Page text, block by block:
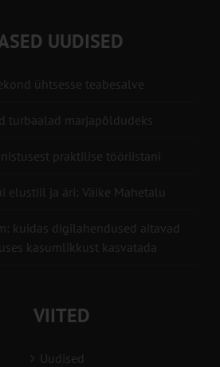
UUDISED
ühtsesse teabesalve
turbaalad marjapõldudeks
praktilise tööriistani
elustiil ja äri: Väike Mahetalu
kuidas digilahendused aitavad
kasumlikkust kasvatada
VIITED
Uudised